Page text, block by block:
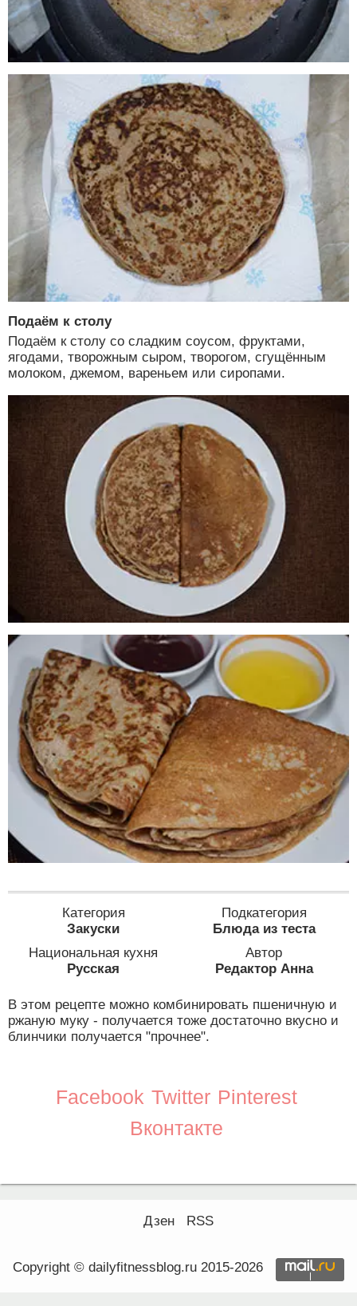
Подаём к столу
Подаём к столу со сладким соусом, фруктами,
ягодами, творожным сыром, творогом, сгущённым
молоком, джемом, вареньем или сиропами.
Категория
Закуски
Подкатегория
Блюда из теста
Национальная кухня
Русская
Автор
Редактор Анна
В этом рецепте можно комбинировать пшеничную и
ржаную муку - получается тоже достаточно вкусно и
блинчики получается "прочнее".
Facebook Twitter Pinterest
Вконтакте
Дзен RSS
Copyright © dailyfitnessblog.ru 2015-2026